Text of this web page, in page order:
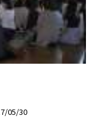
05/30